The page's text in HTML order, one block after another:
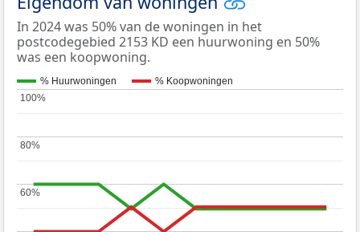
In 2024 was 50% van de woningen in het
postcodegebied 2153 KD een huurwoning en 50%
was een koopwoning.
% Huurwoningen % Koopwoningen
60%
60%
80%
80%
100%
100%